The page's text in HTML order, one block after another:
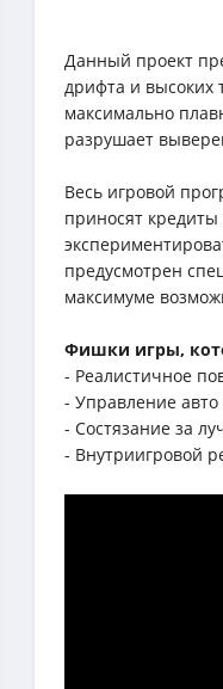
Данный проект
дрифта и высоких
максимально
разрушает
Весь игровой
приносят
предусмотрен
максимуме
Фишки игры,
- Реалистичное
- Управление авто
- Состязание за
- Внутриигровой